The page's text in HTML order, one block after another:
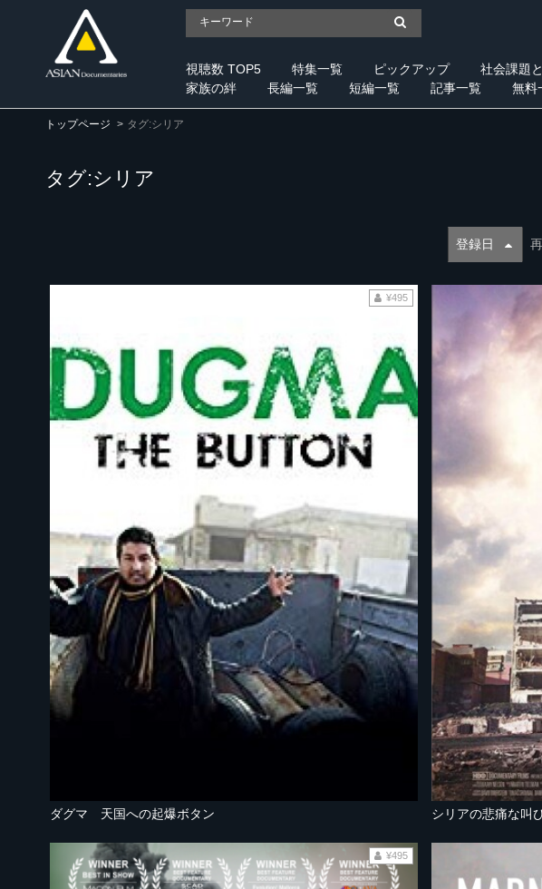
視聴数 TOP5 特集一覧 ピックアップ 社会課題
家族の絆
長編一覧 短編一覧 記事一覧 無料
トップページ タグ:シリア
タグ:シリア
登録日
ダグマ 天国への起爆ボタン
¥495
シリアの悲痛な叫
¥495